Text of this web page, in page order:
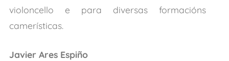
violoncello e para diversas formacións
camerísticas.
Javier Ares Espiño